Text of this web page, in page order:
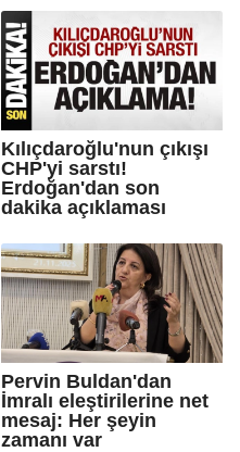
Kılıçdaroğlu'nun çıkışı
CHP'yi sarstı!
Erdoğan'dan son
dakika açıklaması
Pervin Buldan'dan
İmralı eleştirilerine net
mesaj: Her şeyin
zamanı var